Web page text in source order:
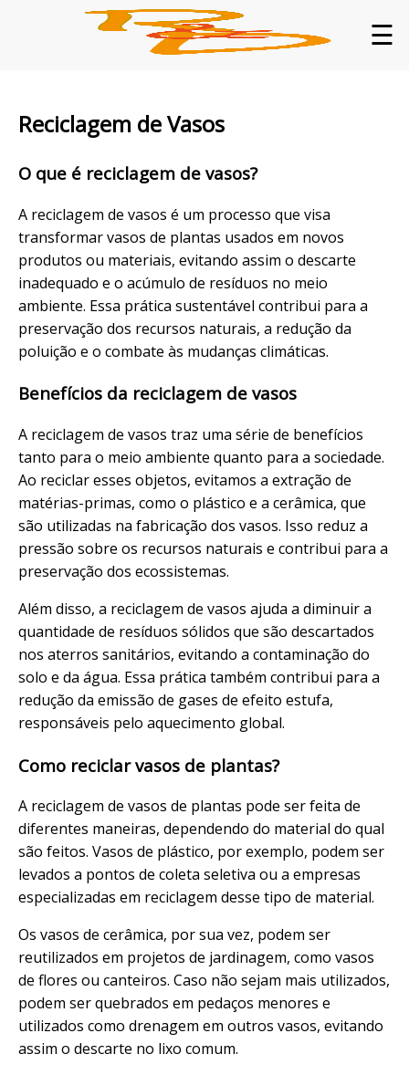
☰
Reciclagem de Vasos
O que é reciclagem de vasos?
A reciclagem de vasos é um processo que visa
transformar vasos de plantas usados em novos
produtos ou materiais, evitando assim o descarte
inadequado e o acúmulo de resíduos no meio
ambiente. Essa prática sustentável contribui para a
preservação dos recursos naturais, a redução da
poluição e o combate às mudanças climáticas.
Benefícios da reciclagem de vasos
A reciclagem de vasos traz uma série de benefícios
tanto para o meio ambiente quanto para a sociedade.
Ao reciclar esses objetos, evitamos a extração de
matérias-primas, como o plástico e a cerâmica, que
são utilizadas na fabricação dos vasos. Isso reduz a
pressão sobre os recursos naturais e contribui para a
preservação dos ecossistemas.
Além disso, a reciclagem de vasos ajuda a diminuir a
quantidade de resíduos sólidos que são descartados
nos aterros sanitários, evitando a contaminação do
solo e da água. Essa prática também contribui para a
redução da emissão de gases de efeito estufa,
responsáveis pelo aquecimento global.
Como reciclar vasos de plantas?
A reciclagem de vasos de plantas pode ser feita de
diferentes maneiras, dependendo do material do qual
são feitos. Vasos de plástico, por exemplo, podem ser
levados a pontos de coleta seletiva ou a empresas
especializadas em reciclagem desse tipo de material.
Os vasos de cerâmica, por sua vez, podem ser
reutilizados em projetos de jardinagem, como vasos
de flores ou canteiros. Caso não sejam mais utilizados,
podem ser quebrados em pedaços menores e
utilizados como drenagem em outros vasos, evitando
assim o descarte no lixo comum.